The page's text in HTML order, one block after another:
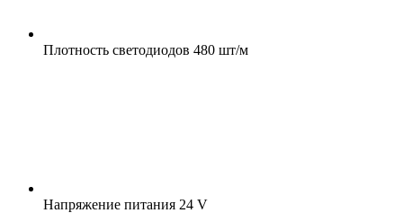
Плотность светодиодов 480 шт/м
Напряжение питания 24 V